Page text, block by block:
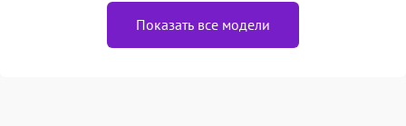
Показать все модели